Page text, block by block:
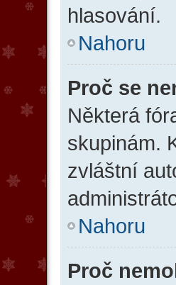
hlasování.
Nahoru
Proč se
Některá
skupinám.
zvláštní
Nahoru
Proč